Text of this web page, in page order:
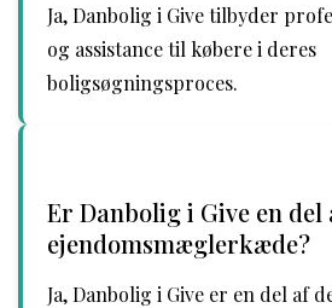
Ja, Danbolig i Give tilbyder
og assistance til købere i deres
boligsøgningsproces.
Er Danbolig i Give en
ejendomsmæglerkæde?
Ja, Danbolig i Give er en del af